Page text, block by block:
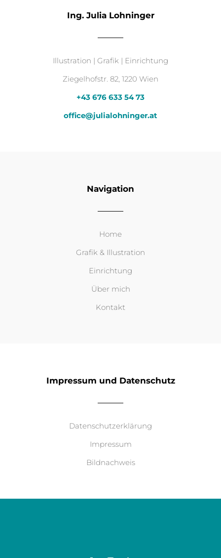
Ing. Julia Lohninger
Illustration | Grafik | Einrichtung
Ziegelhofstr. 82, 1220 Wien
+43 676 633 54 73
office@julialohninger.at
Navigation
Home
Grafik & Illustration
Einrichtung
Über mich
Kontakt
Impressum und Datenschutz
Datenschutzerklärung
Impressum
Bildnachweis